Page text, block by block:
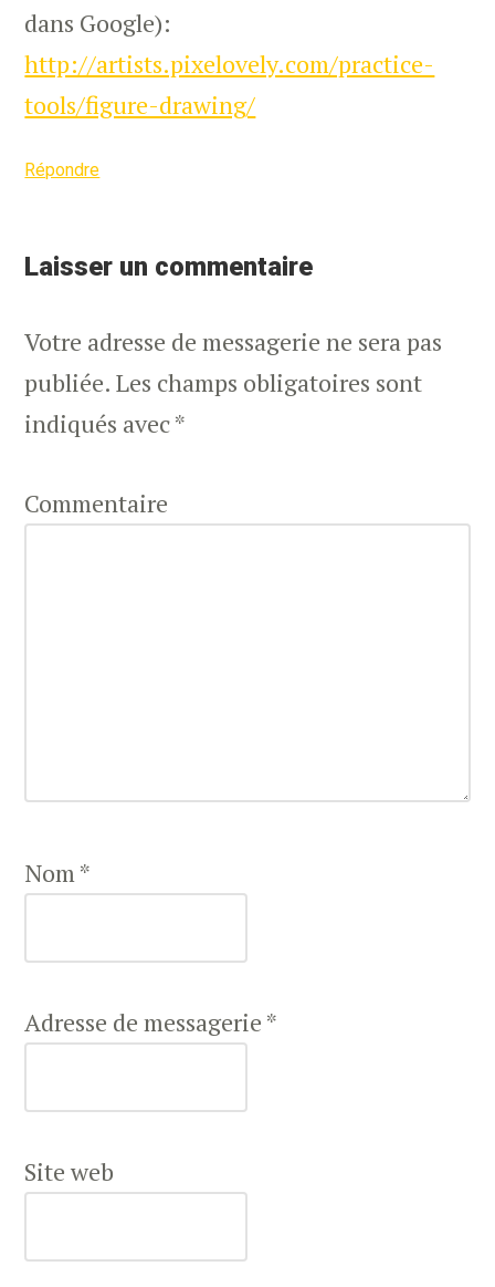
dans Google):
http://artists.pixelovely.com/practice-
tools/figure-drawing/
Répondre
Laisser un commentaire
Votre adresse de messagerie ne sera pas
publiée. Les champs obligatoires sont
indiqués avec*
Commentaire
Nom*
Adresse de messagerie *
Site web